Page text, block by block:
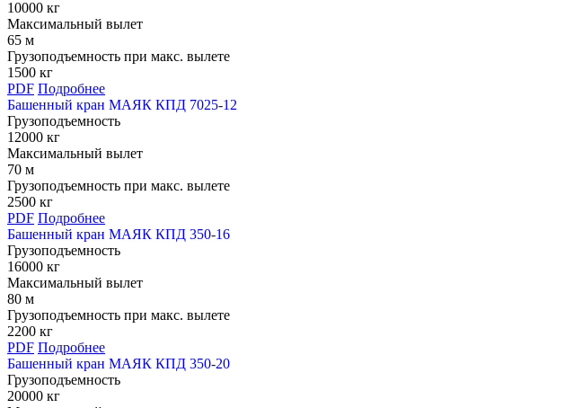
10000 кг
Максимальный вылет
65 м
Грузоподъемность при макс. вылете
1500 кг
PDF Подробнее
Башенный кран МАЯК КПД 7025-12
Грузоподъемность
12000 кг
Максимальный вылет
70 м
Грузоподъемность при макс. вылете
2500 кг
PDF Подробнее
Башенный кран МАЯК КПД 350-16
Грузоподъемность
16000 кг
Максимальный вылет
80 м
Грузоподъемность при макс. вылете
2200 кг
PDF Подробнее
Башенный кран МАЯК КПД 350-20
Грузоподъемность
20000 кг